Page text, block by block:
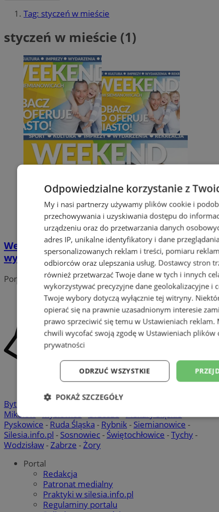
Tag: styczeń w mieście
styczeń w mieście (1)
Weekend pełen atrakcji. Sprawdź
wydarzenia od 16 do 18 stycznia
Portal należy do sieci
Bytom Chorzów-Gliwice- Katowice
Mikołów-Mysłowice-Orzesze-Piekary Śląskie-
Pyskowice - Ruda Śląska - Rybnik- Siemianowice -
Silesia.info.pl - Sosnowiec- Świętochłowice -Tychy-
Wodzisław-Zabrze -Żory
Portal
Redakcja
Patronat medialny
Praktyki w silesia.info.pl
Regulaminy portalu
Odpowiedzialne korzystanie z
My i nasi partnerzy używamy plików cookie i
przechowywania i uzyskiwania dostępu do
urządzeniu oraz do przetwarzania danych
adres IP, unikalne identyfikatory i dane
spersonalizowanych reklam i treści, pomiaru
odbiorców oraz ulepszania usług. Dostawcy stron
również przetwarzać Twoje dane w tych i innych
wykorzystywać precyzyjne dane geolokalizacyjne i
Twoje wybory dotyczą wyłącznie tej witryny.
opierać się na prawnie uzasadnionym interesie
prawo sprzeciwić się temu w Ustawieniach reklam.
chwili wycofać swoją zgodę w Ustawieniach plików
prywatności
ODRZUĆ WSZYSTKIE
POKAŻ SZCZEGÓŁY
Niezbędne Wydajność